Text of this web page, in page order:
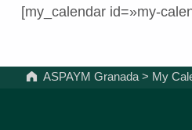
[my_calendar id=»my-
ASPAYM Granada > My